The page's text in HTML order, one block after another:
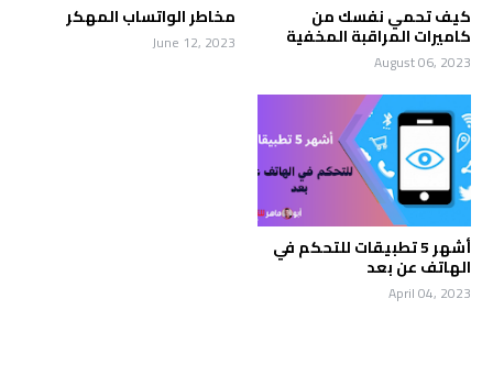
كيف تحمي نفسك من
كاميرات المراقبة المخفية
August 06, 2023
مخاطر الواتساب المهكر
June 12, 2023
أشهر 5 تطبيقات للتحكم في
الهاتف عن بعد
April 04, 2023